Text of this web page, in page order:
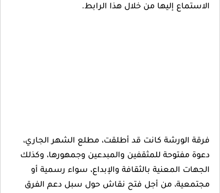
إليها من خلال هذا الرابط.
كانت قد أطلقت، مطلع الشهر الجاري،
للمثقفين والمبدعين وجمهورها، وكذلك
بالثقافة والإبداع، سواء رسمية أو
من أجل فتح نقاش حول سبل دعم الفرق